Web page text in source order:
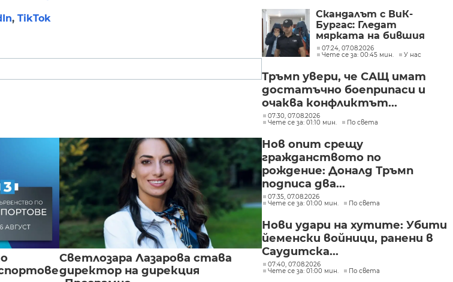
, TikTok
Светлозара Лазарова става
директор на дирекция
Скандалът с ВиК-
Бургас: Гледат
мярката на бившия
директор
07:24, 07.08.2026
Чете се за: 00:45 мин.
У нас
Тръмп увери, че САЩ имат
достатъчно боеприпаси и
очаква конфликтът...
07:30, 07.08.2026
Чете се за: 01:10 мин.
По света
Нов опит срещу
гражданството по
рождение: Доналд Тръмп
подписа два...
07:35, 07.08.2026
Чете се за: 01:00 мин.
По света
Нови удари на хутите: Убити
йеменски войници, ранени в
Саудитска...
07:40, 07.08.2026
Чете се за: 01:00 мин.
По света